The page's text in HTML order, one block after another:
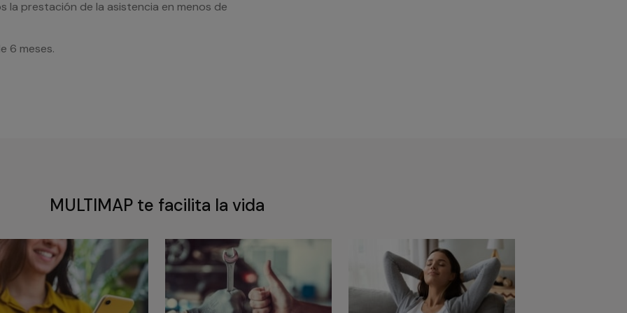
la prestación de la asistencia en menos de
6 meses.
MULTIMAP te facilita la vida